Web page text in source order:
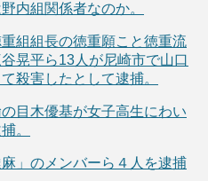
内組関係者なのか。
組組長の徳重願こと徳重流
晃平ら13人が尼崎市で山口
殺害したとして逮捕。
目木優基が女子高生にわい
。
」のメンバーら４人を逮捕